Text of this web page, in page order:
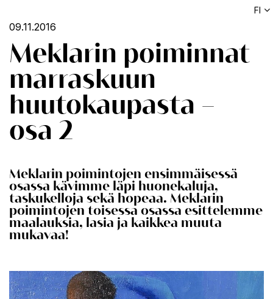
FI
09.11.2016
Meklarin poiminnat
marraskuun
huutokaupasta –
osa 2
Meklarin poimintojen ensimmäisessä
osassa kävimme läpi huonekaluja,
taskukelloja sekä hopeaa. Meklarin
poimintojen toisessa osassa esittelemme
maalauksia, lasia ja kaikkea muuta
mukavaa!